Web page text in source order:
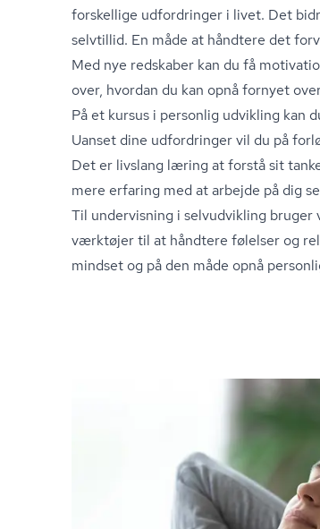
forskellige udfordringer i livet. Det
selvtillid. En måde at håndtere det
Med nye redskaber kan du få
over, hvordan du kan opnå fornyet
På et kursus i personlig udvikling kan
Uanset dine udfordringer vil du på
Det er livslang læring at forstå sit
mere erfaring med at arbejde på dig
Til undervisning i selvudvikling
værktøjer til at håndtere følelser og
mindset og på den måde opnå